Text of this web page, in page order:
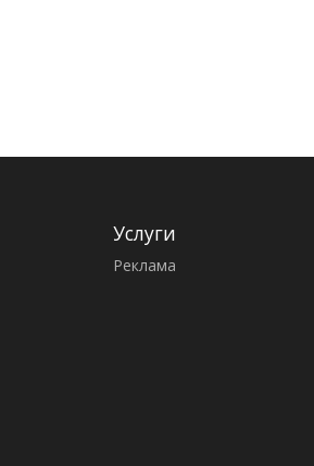
Услуги
Реклама